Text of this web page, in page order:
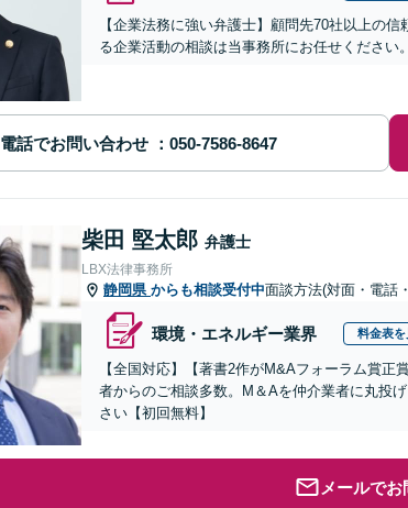
【企業法務に強い弁護士】顧問先70社以上の
る企業活動の相談は当事務所にお任せください
電話でお問い合わせ
柴田 堅太郎 弁護士
LBX法律事務所
静岡県 からも相談受付中面談方法(対面・電話
環境・エネルギー業界 料金表を
【全国対応】【著書2作がM&Aフォーラム賞
者からのご相談多数。M＆Aを仲介業者に丸投
さい【初回無料】
メールで